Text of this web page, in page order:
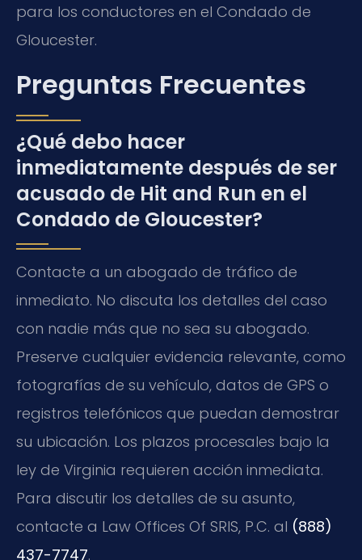
para los conductores en el Condado de
Gloucester.
Preguntas Frecuentes
¿Qué debo hacer
inmediatamente después de ser
acusado de Hit and Run en el
Condado de Gloucester?
Contacte a un abogado de tráfico de
inmediato. No discuta los detalles del caso
con nadie más que no sea su abogado.
Preserve cualquier evidencia relevante, como
fotografías de su vehículo, datos de GPS o
registros telefónicos que puedan demostrar
su ubicación. Los plazos procesales bajo la
ley de Virginia requieren acción inmediata.
Para discutir los detalles de su asunto,
contacte a Law Offices Of SRIS, P.C. al (888)
437-7747.